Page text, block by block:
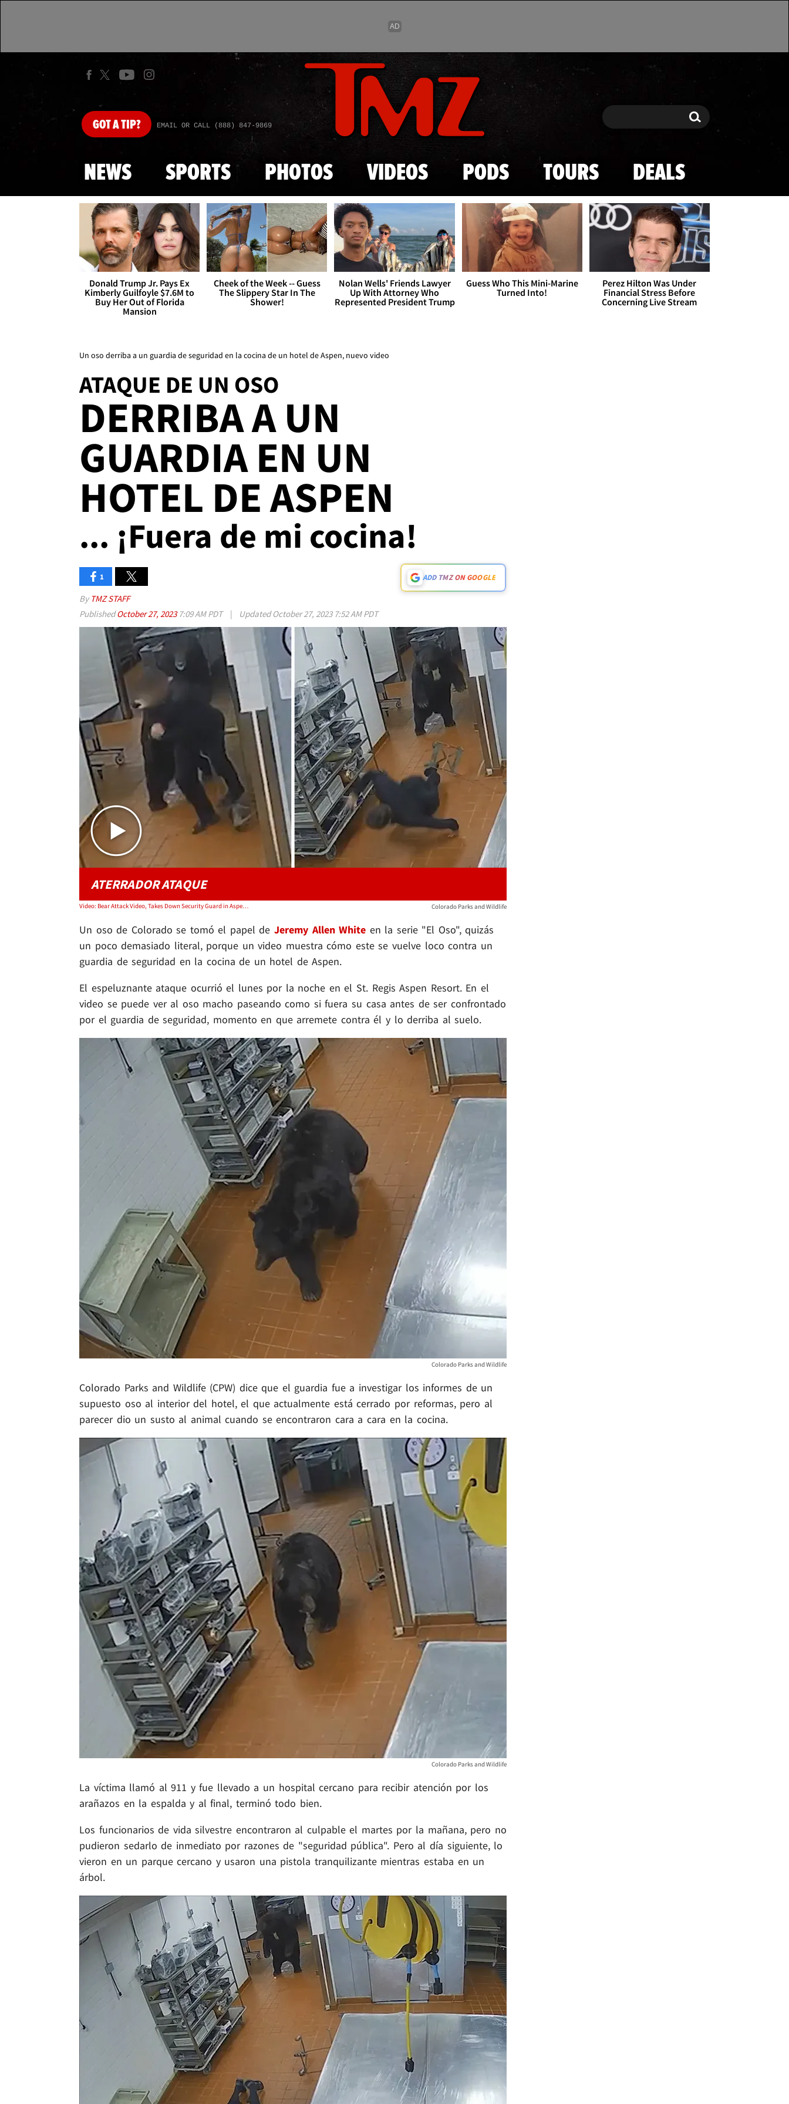
Skip to main content
GOTA TIP? EMAIL OR CALL (888) 847-9869 Search Search
NEWS SPORTS PHOTOS VIDEOS PODS TOURS DEALS
Donald Trump Jr. Pays Ex
Kimberly Guilfoyle $7.6M to
Buy Her Out of Florida
Mansion
Cheek of the Week -- Guess
The Slippery Star In The
Shower!
Nolan Wells' Friends Lawyer
Up With Attorney Who
Represented President Trump
Guess Who This Mini-Marine
Turned Into!
Perez Hilton Was Under
Financial Stress Before
Concerning Live Stream
Un oso derriba a un guardia de seguridad en la cocina de un hotel de Aspen, nuevo video
ATAQUE DE UN OSO
DERRIBA A UN
GUARDIA EN UN
HOTEL DE ASPEN
... ¡Fuera de mi cocina!
1 ADD TMZ ON GOOGLE
By TMZ STAFF
PublishedOctober 27, 2023 7:09 AM PDT | UpdatedOctober 27, 2023 7:52 AM PDT
Play video content
ATERRADOR ATAQUE
Video: Bear Attack Video, Takes Down Security Guard in Aspen Hotel Kitchen Colorado Parks and Wildlife
Un oso de Colorado se tomó el papel de Jeremy Allen White en la serie "El Oso", quizás
un poco demasiado literal, porque un video muestra cómo este se vuelve loco contra un
guardia de seguridad en la cocina de un hotel de Aspen.
El espeluznante ataque ocurrió el lunes por la noche en el St. Regis Aspen Resort. En el
video se puede ver al oso macho paseando como si fuera su casa antes de ser confrontado
por el guardia de seguridad, momento en que arremete contra él y lo derriba al suelo.
Colorado Parks and Wildlife
Colorado Parks and Wildlife (CPW) dice que el guardia fue a investigar los informes de un
supuesto oso al interior del hotel, el que actualmente está cerrado por reformas, pero al
parecer dio un susto al animal cuando se encontraron cara a cara en la cocina.
Colorado Parks and Wildlife
La víctima llamó al 911 y fue llevado a un hospital cercano para recibir atención por los
arañazos en la espalda y al final, terminó todo bien.
Los funcionarios de vida silvestre encontraron al culpable el martes por la mañana, pero no
pudieron sedarlo de inmediato por razones de "seguridad pública". Pero al día siguiente, lo
vieron en un parque cercano y usaron una pistola tranquilizante mientras estaba en un
árbol.